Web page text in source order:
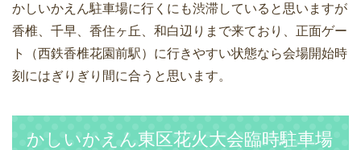
かしいかえん駐車場に行くにも渋滞していると思いますが
香椎、千早、香住ヶ丘、和白辺りまで来ており、正面ゲー
ト（西鉄香椎花園前駅）に行きやすい状態なら会場開始時
刻にはぎりぎり間に合うと思います。
かしいかえん東区花火大会臨時駐車場